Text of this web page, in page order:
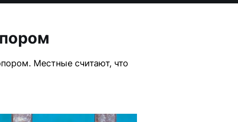
Местные считают, что